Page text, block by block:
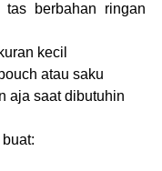
berbahan ringan
kecil
atau saku
aja saat dibutuhin